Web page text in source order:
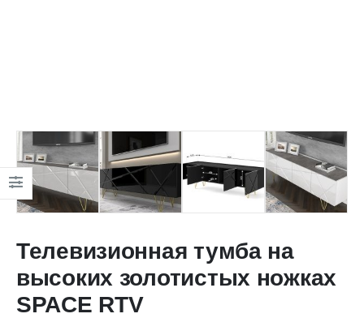
Телевизионная тумба на
высоких золотистых ножках
SPACE RTV